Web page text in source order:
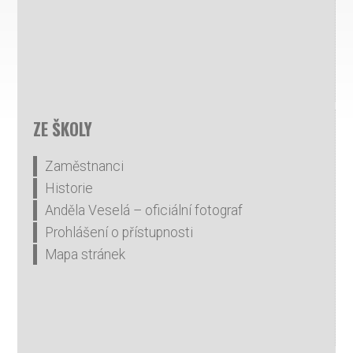
ZE ŠKOLY
Zaměstnanci
Historie
Anděla Veselá – oficiální fotograf
Prohlášení o přístupnosti
Mapa stránek